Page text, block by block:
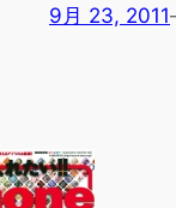
9月 23, 2011